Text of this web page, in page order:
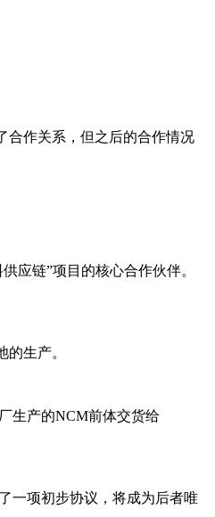
合作关系，但之后的合作情况
应链”项目的核心合作伙伴。
生产。
生产的NCM前体交货给
一项初步协议，将成为后者唯